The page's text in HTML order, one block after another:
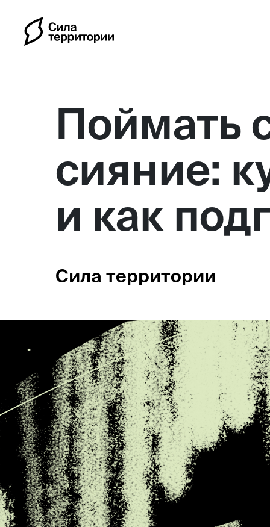
Календарь
Индивидуальные
Мир
Команда
Дневник
Поймать
сияние:
и как
Сила территории